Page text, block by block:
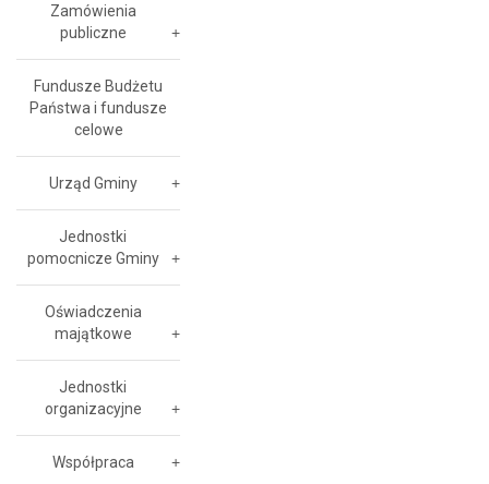
Zamówienia
publiczne
Fundusze Budżetu
Państwa i fundusze
celowe
Urząd Gminy
Jednostki
pomocnicze Gminy
Oświadczenia
majątkowe
Jednostki
organizacyjne
Współpraca